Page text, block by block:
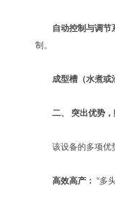
自动控制与调节
制。
成型槽（水煮或
二、 突出优势
该设备的多项优
高效高产： “多